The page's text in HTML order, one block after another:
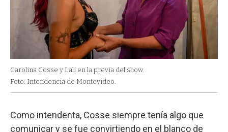
Carolina Cosse y Lali en la previa del show.
Foto: Intendencia de Montevideo.
Como intendenta, Cosse siempre tenía algo que
comunicar y se fue convirtiendo en el blanco de